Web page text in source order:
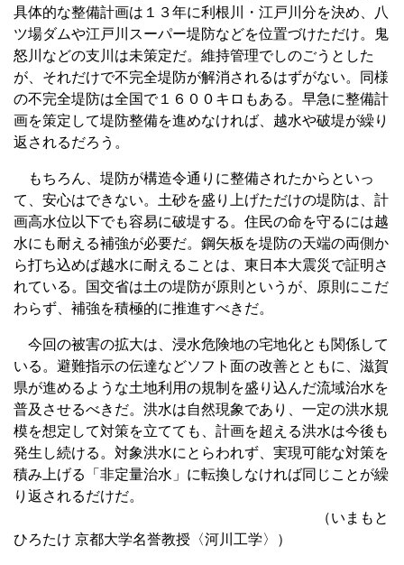
具体的な整備計画は１３年に利根川・江戸川分を決め、八
ツ場ダムや江戸川スーパー堤防などを位置づけただけ。鬼
怒川などの支川は未策定だ。維持管理でしのごうとした
が、それだけで不完全堤防が解消されるはずがない。同様
の不完全堤防は全国で１６００キロもある。早急に整備計
画を策定して堤防整備を進めなければ、越水や破堤が繰り
返されるだろう。
もちろん、堤防が構造令通りに整備されたからといっ
て、安心はできない。土砂を盛り上げただけの堤防は、計
画高水位以下でも容易に破堤する。住民の命を守るには越
水にも耐える補強が必要だ。鋼矢板を堤防の天端の両側か
ら打ち込めば越水に耐えることは、東日本大震災で証明さ
れている。国交省は土の堤防が原則というが、原則にこだ
わらず、補強を積極的に推進すべきだ。
今回の被害の拡大は、浸水危険地の宅地化とも関係して
いる。避難指示の伝達などソフト面の改善とともに、滋賀
県が進めるような土地利用の規制を盛り込んだ流域治水を
普及させるべきだ。洪水は自然現象であり、一定の洪水規
模を想定して対策を立てても、計画を超える洪水は今後も
発生し続ける。対象洪水にとらわれず、実現可能な対策を
積み上げる「非定量治水」に転換しなければ同じことが繰
り返されるだけだ。
（いまもと
ひろたけ 京都大学名誉教授〈河川工学〉）